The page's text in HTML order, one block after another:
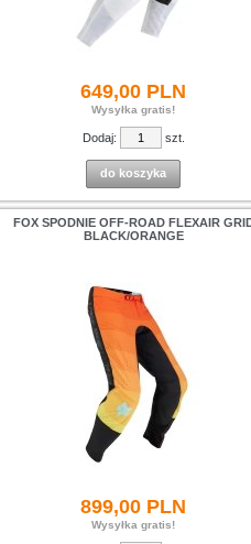
649,00 PLN
Wysyłka gratis!
Dodaj: szt.
do koszyka
FOX SPODNIE OFF-ROAD FLEXAIR
BLACK/ORANGE
899,00 PLN
Wysyłka gratis!